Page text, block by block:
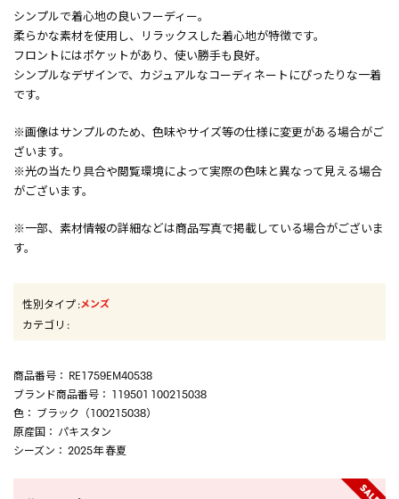
シンプルで着心地の良いフーディー。
柔らかな素材を使用し、リラックスした着心地が特徴です。
フロントにはポケットがあり、使い勝手も良好。
シンプルなデザインで、カジュアルなコーディネートにぴったりな一着
です。
※画像はサンプルのため、色味やサイズ等の仕様に変更がある場合がご
ざいます。
※光の当たり具合や閲覧環境によって実際の色味と異なって見える場合
がございます。
※一部、素材情報の詳細などは商品写真で掲載している場合がございま
す。
性別タイプ:メンズ
カテゴリ :
商品番号 ： RE1759EM40538
ブランド商品番号 ： 119501 100215038
色 ： ブラック（100215038）
原産国 ： パキスタン
シーズン ： 2025年 春夏